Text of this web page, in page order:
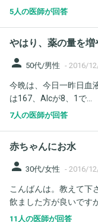
5人の医師が回答
やはり、薬の量を増
person 50代/男性 - 2016/
今晩は、今日一昨日血
は167、AIcが8、1で...
7人の医師が回答
赤ちゃんにお水
person 30代/女性 - 2016/
こんばんは。教えて下
飲ました方が良いですか
11人の医師が回答